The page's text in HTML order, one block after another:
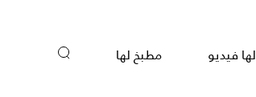
لها فيديو مطبخ لها